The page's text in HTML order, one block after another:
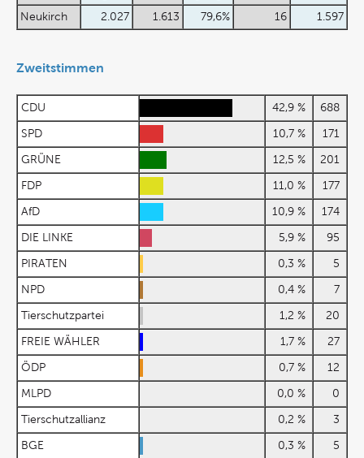
Neukirch 2.027 1.613 79,6% 16 1.597
Zweitstimmen
CDU 42,9 % 688
SPD 10,7 % 171
GRÜNE 12,5 % 201
FDP 11,0 % 177
AfD 10,9 % 174
DIE LINKE 5,9 % 95
PIRATEN 0,3 % 5
NPD 0,4 % 7
Tierschutzpartei 1,2 % 20
FREIE WÄHLER 1,7 % 27
ÖDP 0,7 % 12
MLPD 0,0 % 0
Tierschutzallianz 0,2 % 3
BGE 0,3 % 5